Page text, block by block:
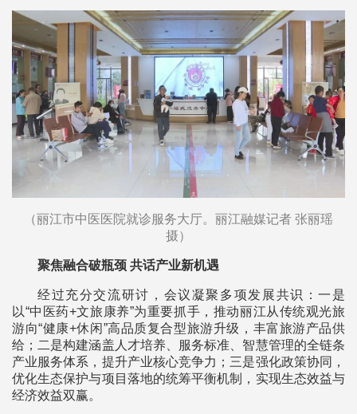
（丽江市中医医院就诊服务大厅。丽江融媒记者 张丽瑶
摄）
聚焦融合破瓶颈 共话产业新机遇
经过充分交流研讨，会议凝聚多项发展共识：一是
以“中医药+文旅康养”为重要抓手，推动丽江从传统观光旅
游向“健康+休闲”高品质复合型旅游升级，丰富旅游产品供
给；二是构建涵盖人才培养、服务标准、智慧管理的全链条
产业服务体系，提升产业核心竞争力；三是强化政策协同，
优化生态保护与项目落地的统筹平衡机制，实现生态效益与
经济效益双赢。